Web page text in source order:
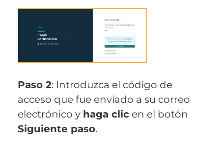
Paso 2: Introduzca el código de
acceso que fue enviado a su correo
electrónico y haga clic en el botón
Siguiente paso.